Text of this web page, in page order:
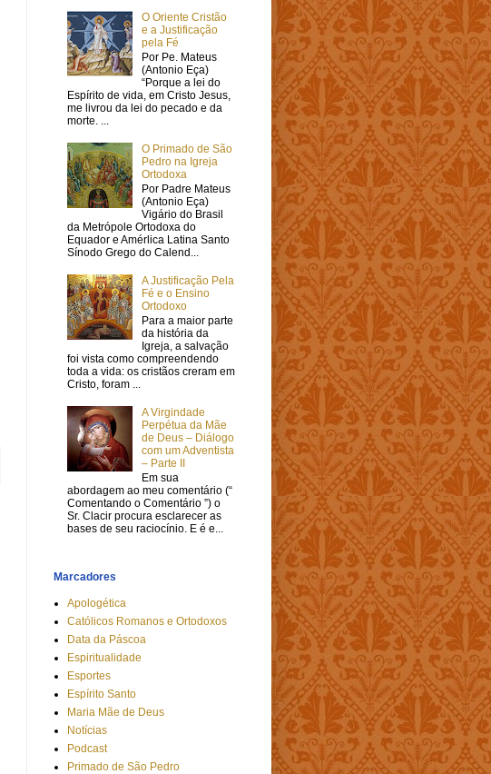
O Oriente Cristão
e a Justificação
pela Fé
Por Pe. Mateus
(Antonio Eça)
“Porque a lei do
Espírito de vida, em Cristo Jesus,
me livrou da lei do pecado e da
morte. ...
O Primado de São
Pedro na Igreja
Ortodoxa
Por Padre Mateus
(Antonio Eça)
Vigário do Brasil
da Metrópole Ortodoxa do
Equador e Amérlica Latina Santo
Sínodo Grego do Calend...
A Justificação Pela
Fé e o Ensino
Ortodoxo
Para a maior parte
da história da
Igreja, a salvação
foi vista como compreendendo
toda a vida: os cristãos creram em
Cristo, foram ...
A Virgindade
Perpétua da Mãe
de Deus – Diálogo
com um Adventista
– Parte II
Em sua
abordagem ao meu comentário (“
Comentando o Comentário ”) o
Sr. Clacir procura esclarecer as
bases de seu raciocínio. E é e...
Marcadores
Apologética
Católicos Romanos e Ortodoxos
Data da Páscoa
Espiritualidade
Esportes
Espírito Santo
Maria Mãe de Deus
Notícias
Podcast
Primado de São Pedro